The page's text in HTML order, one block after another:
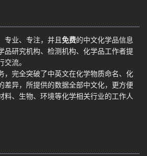
专业、专注，并且 免费的中文化学品信息
品研究机构、检测机构、化学品工作者提
交流。
，完全突破了中英文在化学物质命名、化
差异，所提供的数据全部中文化，更方便
料、生物、环境等化学相关行业的工作人